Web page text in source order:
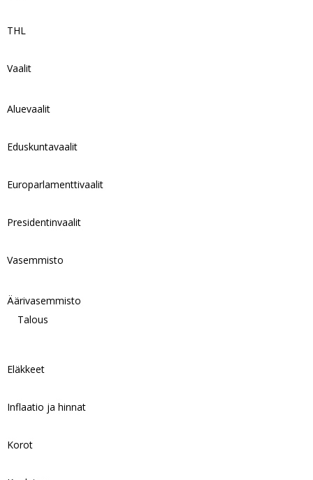
THL
Vaalit
Aluevaalit
Eduskuntavaalit
Europarlamenttivaalit
Presidentinvaalit
Vasemmisto
Äärivasemmisto
Talous
Eläkkeet
Inflaatio ja hinnat
Korot